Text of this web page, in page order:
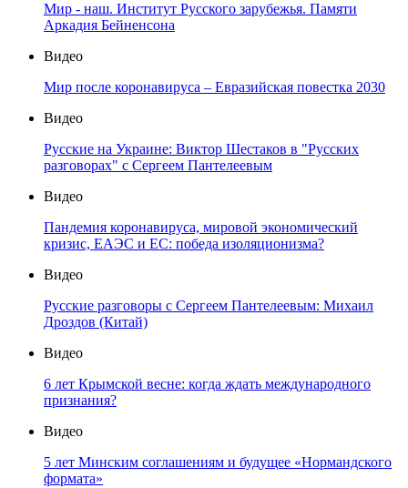
Мир - наш. Институт Русского зарубежья. Памяти
Аркадия Бейненсона
Видео
Мир после коронавируса – Евразийская повестка 2030
Видео
Русские на Украине: Виктор Шестаков в "Русских
разговорах" с Сергеем Пантелеевым
Видео
Пандемия коронавируса, мировой экономический
кризис, ЕАЭС и ЕС: победа изоляционизма?
Видео
Русские разговоры с Сергеем Пантелеевым: Михаил
Дроздов (Китай)
Видео
6 лет Крымской весне: когда ждать международного
признания?
Видео
5 лет Минским соглашениям и будущее «Нормандского
формата»